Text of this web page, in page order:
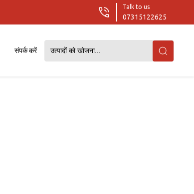
Talk to us
07315122625
संपर्क करें